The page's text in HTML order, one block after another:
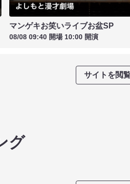
マンゲキお笑いライブお盆SP
08/08 09:40 開場 10:00 開演
サイトを閲
グ